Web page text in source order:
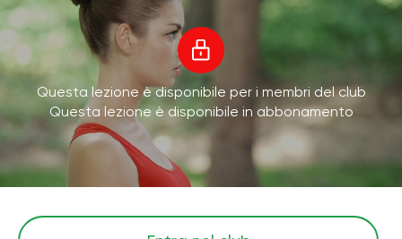
Questa lezione è disponibile per i membri del club
Questa lezione è disponibile in abbonamento